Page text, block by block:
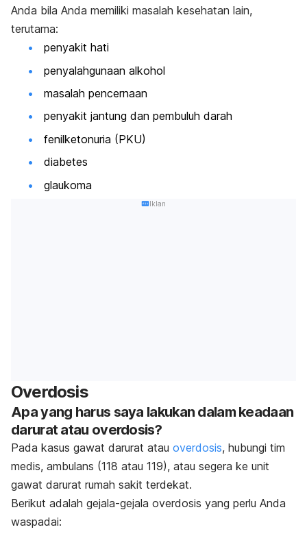
Anda bila Anda memiliki masalah kesehatan lain,
terutama:
penyakit hati
penyalahgunaan alkohol
masalah pencernaan
penyakit jantung dan pembuluh darah
fenilketonuria (PKU)
diabetes
glaukoma
Iklan
Overdosis
Apa yang harus saya lakukan dalam keadaan
darurat atau overdosis?
Pada kasus gawat darurat atau overdosis, hubungi tim
medis, ambulans (118 atau 119), atau segera ke unit
gawat darurat rumah sakit terdekat.
Berikut adalah gejala-gejala overdosis yang perlu Anda
waspadai: